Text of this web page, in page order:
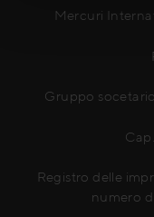
Mercuri
Gruppo
Registro delle
numero